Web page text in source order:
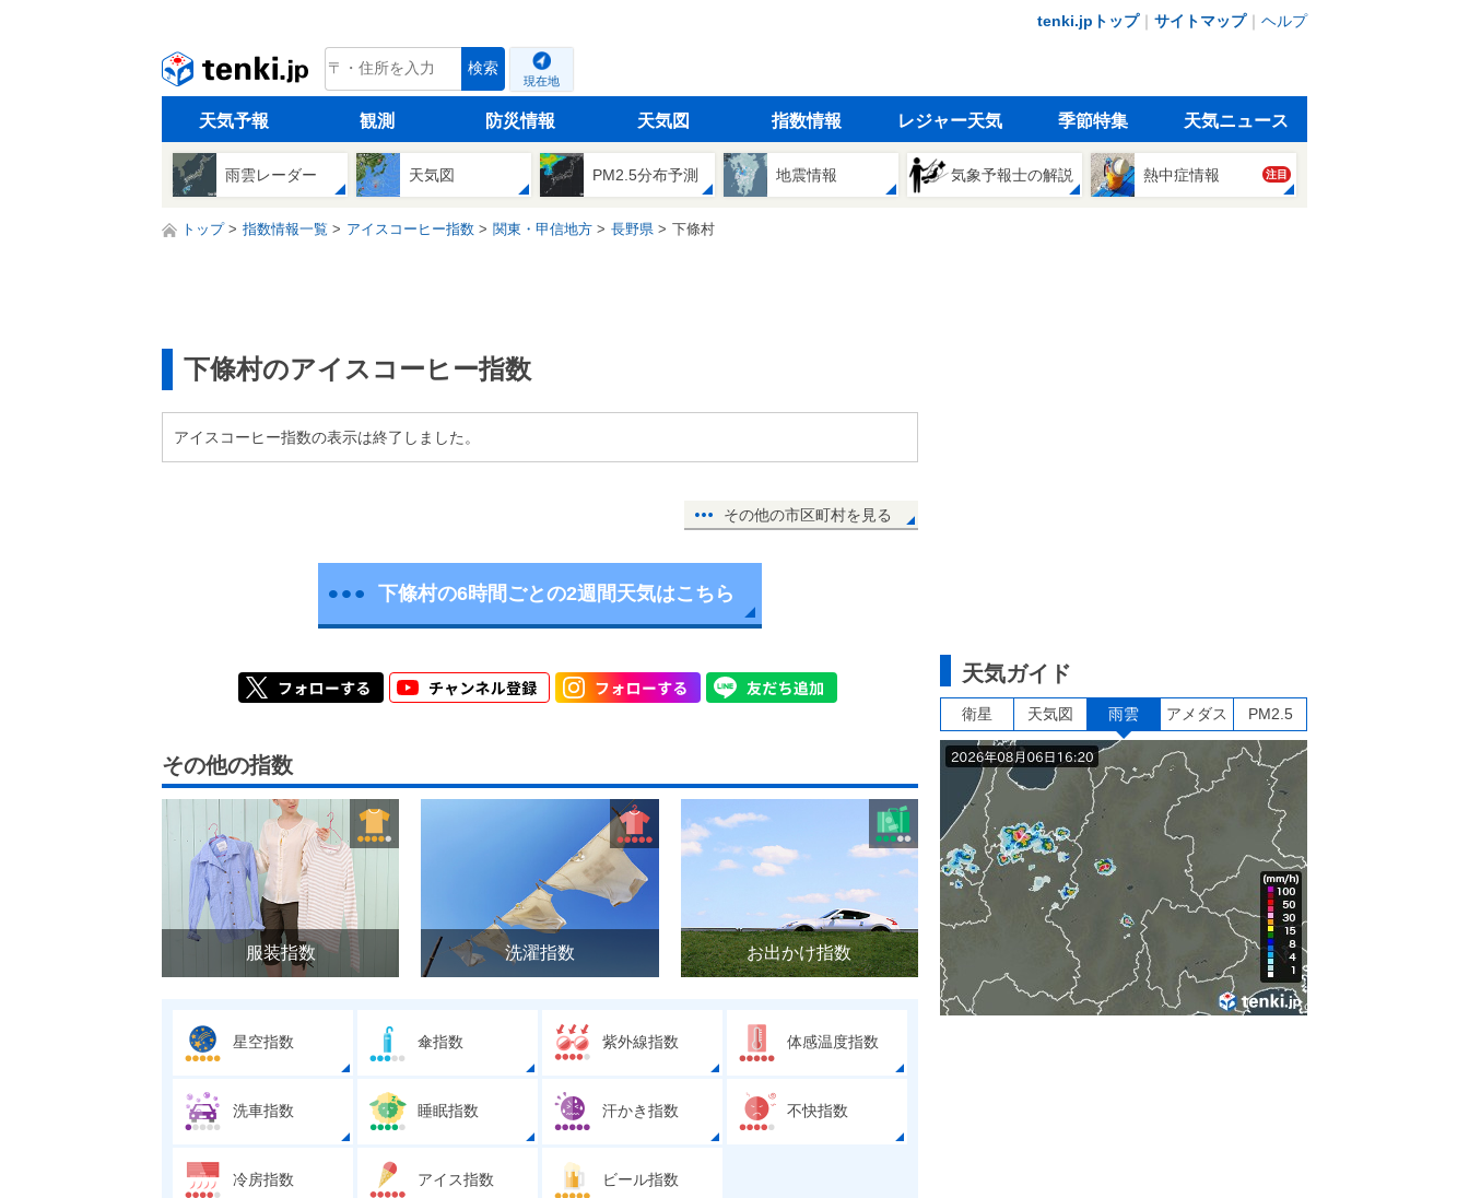
tenki.jpトップ｜ サイトマップ｜ ヘルプ
tenki.jp 検索
現在地
天気予報 観測 防災情報 天気図 指数情報 レジャー天気 季節特集 天気ニュース
雨雲レーダー 天気図 PM2.5分布予測 地震情報 気象予報士の解説 熱中症情報 注目
トップ 指数情報一覧 アイスコーヒー指数 関東・甲信地方 長野県 下條村
下條村のアイスコーヒー指数
アイスコーヒー指数の表示は終了しました。
その他の市区町村を見る
下條村の6時間ごとの2週間天気はこちら
その他の指数
服装指数 洗濯指数 お出かけ指数
星空指数 傘指数 紫外線指数 体感温度指数
洗車指数 睡眠指数 汗かき指数 不快指数
冷房指数 アイス指数 ビール指数
天気ガイド
衛星 天気図 雨雲 アメダス PM2.5